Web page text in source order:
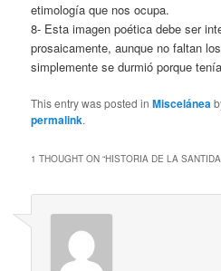
etimología que nos ocupa.
8- Esta imagen poética debe ser
prosaicamente, aunque no faltan
simplemente se durmió porque
This entry was posted inMiscelánea
permalink.
1 THOUGHT ON “HISTORIA DE LA